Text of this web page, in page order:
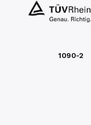
1090-2